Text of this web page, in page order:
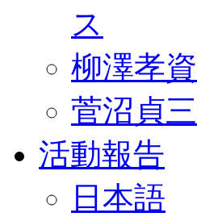
ス
柳澤孝
菅沼貞
活動報告
日本語